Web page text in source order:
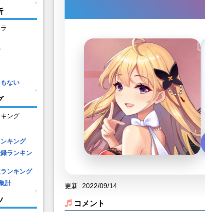
↑
ない
↑
ング
キング
ランキン
ンキング
計
↑
更新: 2022/09/14
コメント